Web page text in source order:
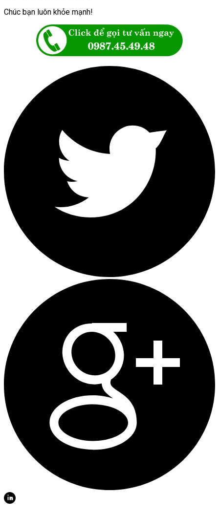
Chúc bạn luôn khỏe mạnh!